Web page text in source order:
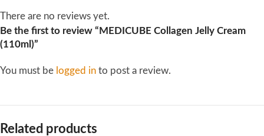
There are no reviews yet.
Be the first to review “MEDICUBE Collagen Jelly Cream
(110ml)”
You must be logged in to post a review.
Related products